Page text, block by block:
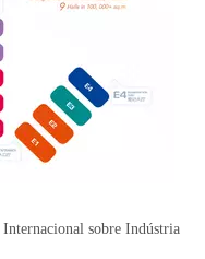
Internacional sobre Indústria